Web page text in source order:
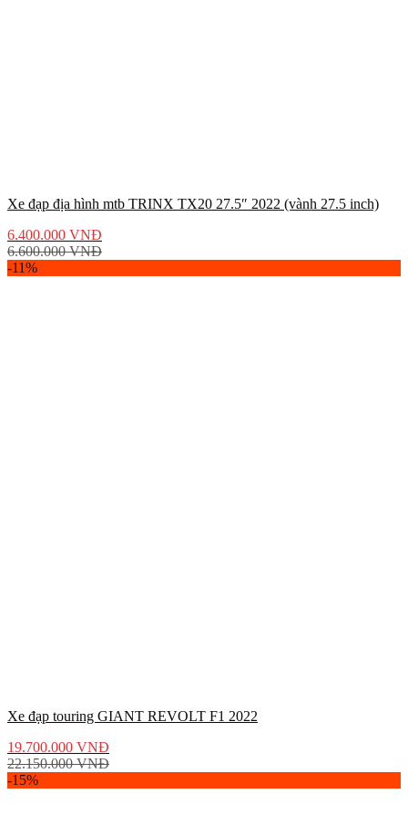
Xe đạp địa hình mtb TRINX TX20 27.5″ 2022 (vành 27.5 inch)
6.400.000 VNĐ
6.600.000VNĐ
-11%
Xe đạp touring GIANT REVOLT F1 2022
19.700.000 VNĐ
22.150.000VNĐ
-15%